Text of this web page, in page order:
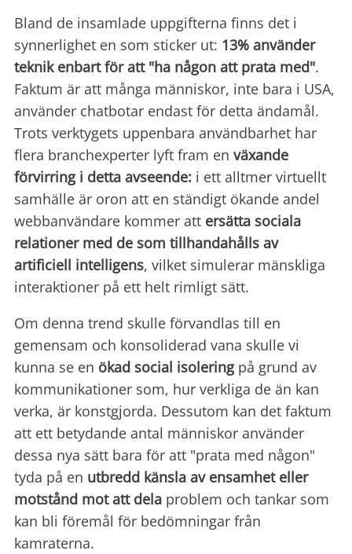
Bland de insamlade uppgifterna finns det i
synnerlighet en som sticker ut: 13% använder
teknik enbart för att "ha någon att prata med".
Faktum är att många människor, inte bara i USA,
använder chatbotar endast för detta ändamål.
Trots verktygets uppenbara användbarhet har
flera branchexperter lyft fram en växande
förvirring i detta avseende: i ett alltmer virtuellt
samhälle är oron att en ständigt ökande andel
webbanvändare kommer att ersätta sociala
relationer med de som tillhandahålls av
artificiell intelligens, vilket simulerar mänskliga
interaktioner på ett helt rimligt sätt.
Om denna trend skulle förvandlas till en
gemensam och konsoliderad vana skulle vi
kunna se en ökad social isoleringpå grund av
kommunikationer som, hur verkliga de än kan
verka, är konstgjorda. Dessutom kan det faktum
att ett betydande antal människor använder
dessa nya sätt bara för att "prata med någon"
tyda på en utbredd känsla av ensamhet eller
motstånd mot att dela problem och tankar som
kan bli föremål för bedömningar från
kamraterna.